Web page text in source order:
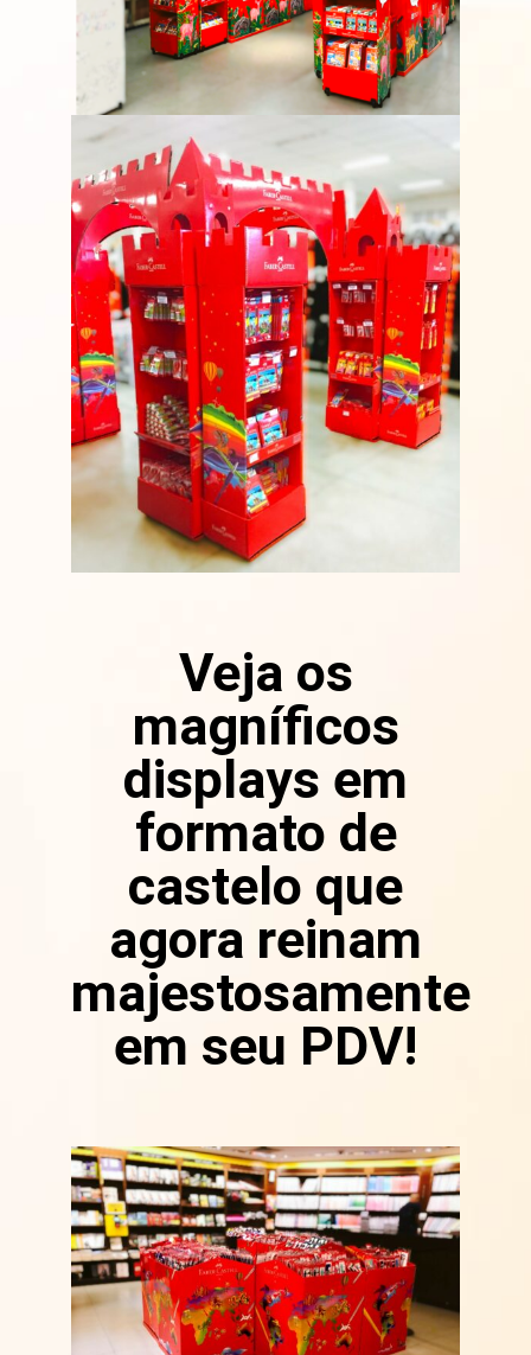
Veja os
magníficos
displays em
formato de
castelo que
agora reinam
majestosamente
em seu PDV!